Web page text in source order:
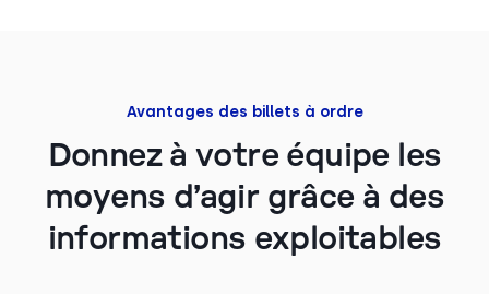
Avantages des billets à ordre
Donnez à votre équipe les
moyens d’agir grâce à des
informations exploitables